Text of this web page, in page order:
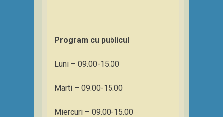
Program cu publicul
Luni – 09.00-15.00
Marti – 09.00-15.00
Miercuri – 09.00-15.00